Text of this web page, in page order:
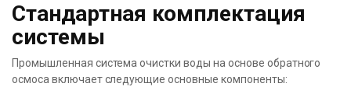
Стандартная комплектация
системы
Промышленная система очистки воды на основе обратного
осмоса включает следующие основные компоненты: